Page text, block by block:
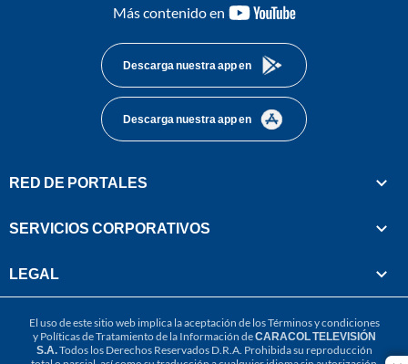
Más contenido en
youtube-
Descarga nuestra app en
Descarga nuestra app en
RED DE PORTALES
SERVICIOS CORPORATIVOS
LEGAL
El uso de este sitio web implica la aceptación de losTérminos y condiciones
y Políticas de Tratamiento de la Información deCARACOL TELEVISIÓN
S.A.Todos los Derechos Reservados D.R.A. Prohibida su reproducción